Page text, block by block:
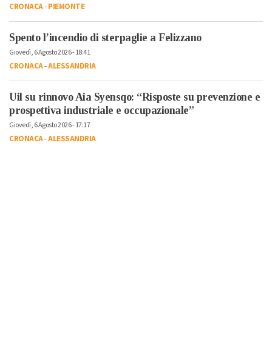
CRONACA-PIEMONTE
Spento l’incendio di sterpaglie a Felizzano
Giovedì, 6 Agosto 2026 - 18:41
CRONACA-ALESSANDRIA
Uil su rinnovo Aia Syensqo: “Risposte su prevenzione e
prospettiva industriale e occupazionale”
Giovedì, 6 Agosto 2026 - 17:17
CRONACA-ALESSANDRIA